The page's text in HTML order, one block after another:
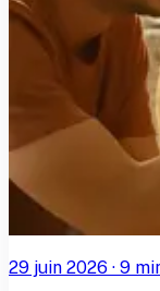
29 juin 2026 · 9